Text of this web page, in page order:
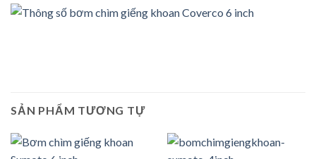
SẢN PHẨM TƯƠNG TỰ